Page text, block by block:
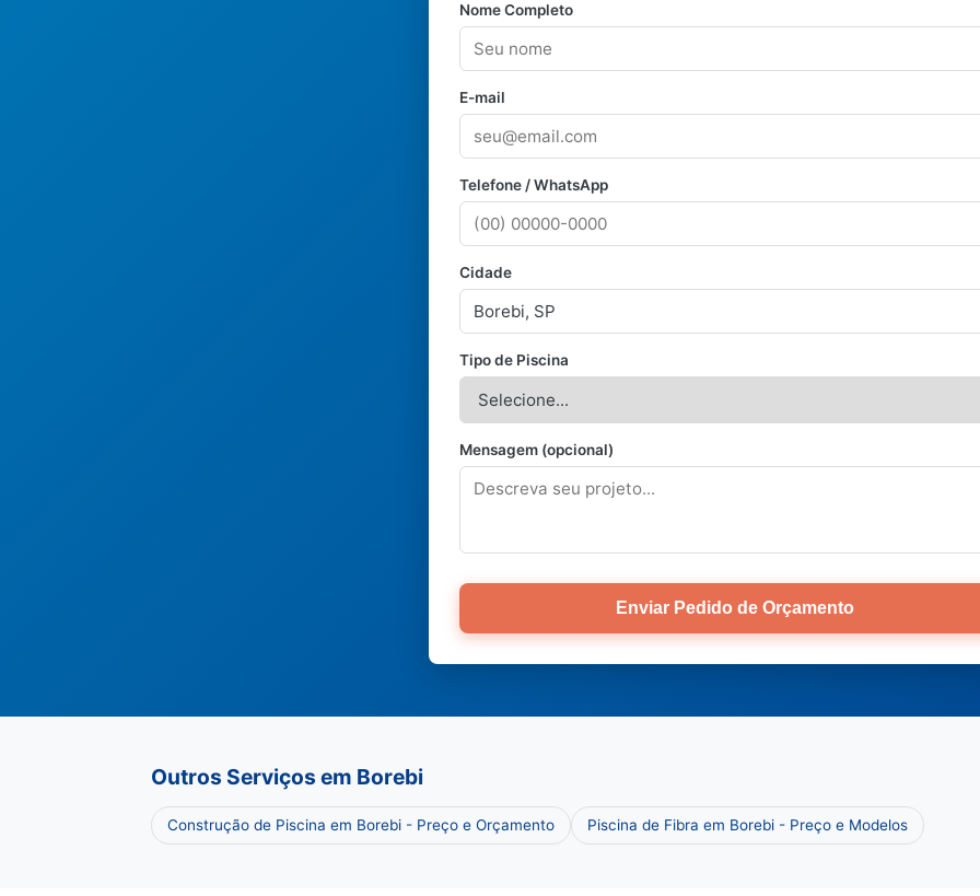
Nome Completo
E-mail
Telefone / WhatsApp
Cidade
Tipo de Piscina
Mensagem (opcional)
Enviar Pedido de Orçamento
Outros Serviços em Borebi
Construção de Piscina em Borebi - Preço e Orçamento Piscina de Fibra em Borebi - Preço e Modelos